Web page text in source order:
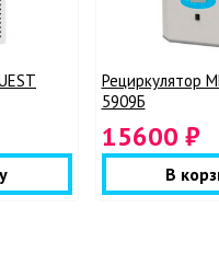
Рециркулятор
5909Б
15600 ₽
В